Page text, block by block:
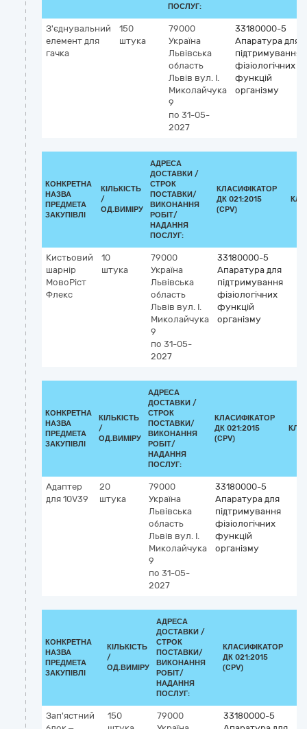
ПОСЛУГ:
З'єднувальний
елемент для
гачка
150
штука
79000
Україна
Львівська
область
Львів вул. І.
Миколайчука
9
по 31-05-
2027
33180000-5
Апаратура для
підтримування
фізіологічних
функцій
організму
КОНКРЕТНА
НАЗВА
ПРЕДМЕТА
ЗАКУПІВЛІ
КІЛЬКІСТЬ
/
ОД.ВИМІРУ
АДРЕСА
ДОСТАВКИ /
СТРОК
ПОСТАВКИ/
ВИКОНАННЯ
РОБІТ/
НАДАННЯ
ПОСЛУГ:
КЛАСИФІКАТОР
ДК 021:2015
(CPV)
Кистьовий
шарнір
МовоРіст
Флекс
10
штука
79000
Україна
Львівська
область
Львів вул. І.
Миколайчука
9
по 31-05-
2027
33180000-5
Апаратура для
підтримування
фізіологічних
функцій
організму
КОНКРЕТНА
НАЗВА
ПРЕДМЕТА
ЗАКУПІВЛІ
КІЛЬКІСТЬ
/
ОД.ВИМІРУ
АДРЕСА
ДОСТАВКИ /
СТРОК
ПОСТАВКИ/
ВИКОНАННЯ
РОБІТ/
НАДАННЯ
ПОСЛУГ:
КЛАСИФІКАТОР
ДК 021:2015
(CPV)
Адаптер
для 10V39
20
штука
79000
Україна
Львівська
область
Львів вул. І.
Миколайчука
9
по 31-05-
2027
33180000-5
Апаратура для
підтримування
фізіологічних
функцій
організму
КОНКРЕТНА
НАЗВА
ПРЕДМЕТА
ЗАКУПІВЛІ
КІЛЬКІСТЬ
/
ОД.ВИМІРУ
АДРЕСА
ДОСТАВКИ /
СТРОК
ПОСТАВКИ/
ВИКОНАННЯ
РОБІТ/
НАДАННЯ
ПОСЛУГ:
КЛАСИФІКАТОР
ДК 021:2015
(CPV)
Зап'ястний
150
79000
33180000-5